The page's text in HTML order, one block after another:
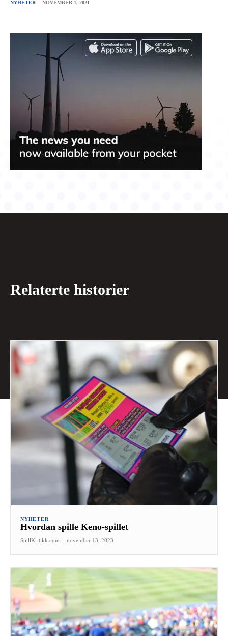
NYHETER NOVEMBER 1, 2021
Relaterte historier
NYHETER
Hvordan spille Keno-spillet
SpillKritikk.com - november 13, 2023